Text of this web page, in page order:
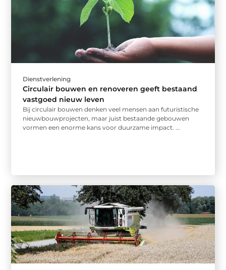
Dienstverlening
Circulair bouwen en renoveren geeft bestaand
vastgoed nieuw leven
Bij circulair bouwen denken veel mensen aan futuristische
nieuwbouwprojecten, maar juist bestaande gebouwen
vormen een enorme kans voor duurzame impact. ...